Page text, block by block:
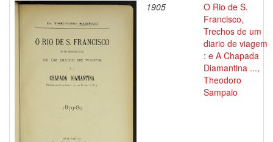
1905
O Rio de S.
Francisco,
Trechos de um
diario de viagem
: e A Chapada
Diamantina ...,
Theodoro
Sampaio